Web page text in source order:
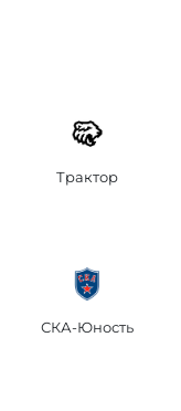
Трактор
СКА-Юность